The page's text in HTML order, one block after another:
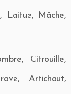
Laitue, Mâche,
Citrouille,
Artichaut,